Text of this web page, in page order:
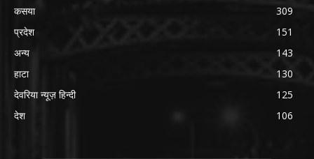
कसया
309
प्रदेश
151
अन्य
143
हाटा
130
देवरिया न्यूज़ हिन्दी
125
देश
106